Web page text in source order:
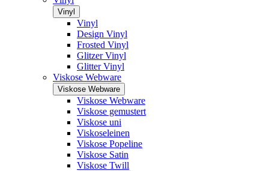
Vinyl
Vinyl
Design Vinyl
Frosted Vinyl
Glitzer Vinyl
Glitter Vinyl
Viskose Webware
Viskose Webware
Viskose Webware
Viskose gemustert
Viskose uni
Viskoseleinen
Viskose Popeline
Viskose Satin
Viskose Twill